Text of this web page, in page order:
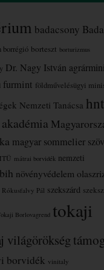
badacsony
borrégió borteszt borturizmus
Dr. Nagy István
furmint földművelésügyi
Nemzeti Tanácsa hnt
magyar sommelier
mátrai borvidék nemzeti
növényvédelem
Rókusfalvy Pál szekszárd
Borlovagrend tokaji
világörökség
borvidék vinitaly